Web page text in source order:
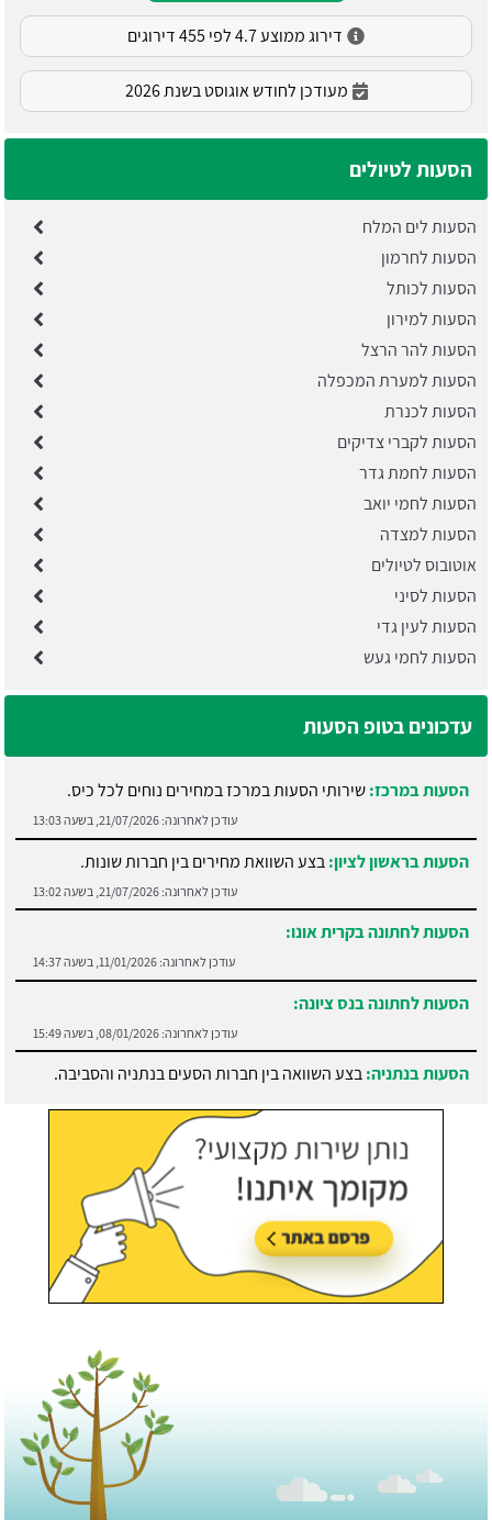
דירוג ממוצע 4.7 לפי 455 דירוגים
מעודכן לחודש אוגוסט בשנת 2026
הסעות לטיולים
הסעות לים המלח
הסעות לחרמון
הסעות לכותל
הסעות למירון
הסעות להר הרצל
הסעות למערת המכפלה
הסעות לכנרת
הסעות לקברי צדיקים
הסעות לחמת גדר
הסעות לחמי יואב
הסעות למצדה
אוטובוס לטיולים
הסעות לסיני
הסעות לעין גדי
הסעות לחמי געש
עדכונים בטופ הסעות
הסעות במרכז:שירותי הסעות במרכז במחירים נוחים לכל כיס.
עודכן לאחרונה: 21/07/2026, בשעה 13:03
הסעות בראשון לציון:בצע השוואת מחירים בין חברות שונות.
עודכן לאחרונה: 21/07/2026, בשעה 13:02
הסעות לחתונה בקרית אונו:
עודכן לאחרונה: 11/01/2026, בשעה 14:37
הסעות לחתונה בנס ציונה:
עודכן לאחרונה: 08/01/2026, בשעה 15:49
הסעות בנתניה:בצע השוואה בין חברות הסעים בנתניה והסביבה.